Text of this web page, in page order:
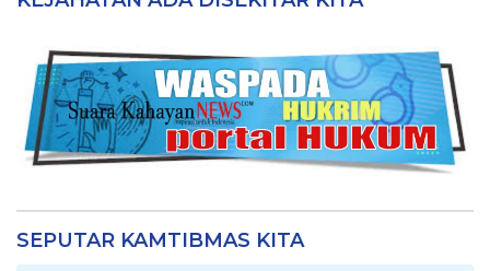
SEPUTAR KAMTIBMAS KITA